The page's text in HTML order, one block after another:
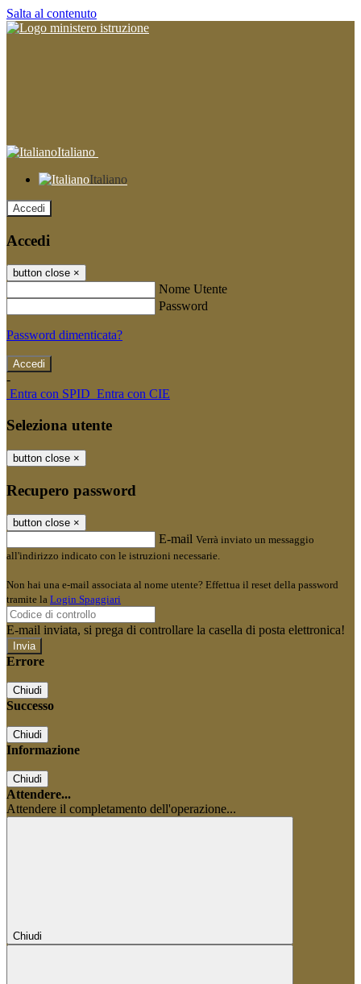
Salta al contenuto
Italiano
Italiano
Accedi
Accedi
button close ×
Nome Utente
Password
Password dimenticata?
-
Entra con SPID Entra con CIE
Seleziona utente
button close ×
Recupero password
button close ×
E-mail Verrà inviato un messaggio
all'indirizzo indicato con le istruzioni necessarie.
Non hai una e-mail associata al nome utente? Effettua il reset della password
tramite la Login Spaggiari
E-mail inviata, si prega di controllare la casella di posta elettronica!
Errore
Chiudi
Successo
Chiudi
Informazione
Chiudi
Attendere...
Attendere il completamento dell'operazione...
Chiudi